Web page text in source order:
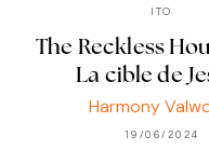
ITO
The Reckless
La cible de
Harmony
19/06/2024